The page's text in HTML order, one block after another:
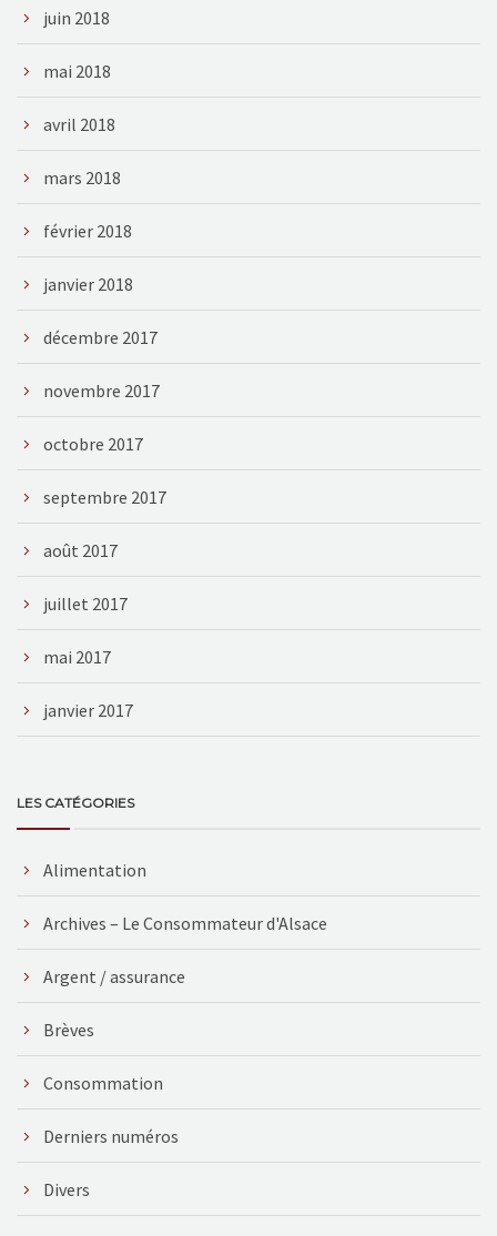
juin 2018
mai 2018
avril 2018
mars 2018
février 2018
janvier 2018
décembre 2017
novembre 2017
octobre 2017
septembre 2017
août 2017
juillet 2017
mai 2017
janvier 2017
LES CATÉGORIES
Alimentation
Archives – Le Consommateur d'Alsace
Argent / assurance
Brèves
Consommation
Derniers numéros
Divers